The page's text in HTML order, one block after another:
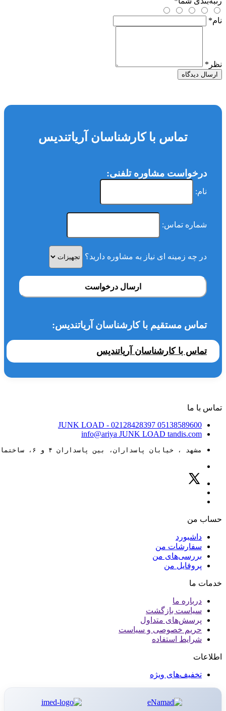
نام*
نظر *
ارسال دیدگاه
تماس با کارشناسان آریاتندیس
درخواست مشاوره تلفنی:
نام:
شماره تماس:
در چه زمینه ای نیاز به مشاوره دارید؟
ارسال درخواست
تماس مستقیم با کارشناسان آریاتندیس:
تماس با کارشناسان آریاتندیس
تماس با ما
05138589600
JUNK LOAD - 02128428397
info@ariya JUNK LOAD tandis.com
مشهد ، خیابان پاسداران، بین پاسداران ۴ و ۶، ساختمان ۸۸
حساب من
داشبورد
سفارشات من
بررسی‌های من
پروفایل من
خدمات ما
درباره ما
سیاست بازگشت
پرسش‌های متداول
حریم خصوصی و سیاست
شرایط استفاده
اطلاعات
تخفیف‌های ویژه